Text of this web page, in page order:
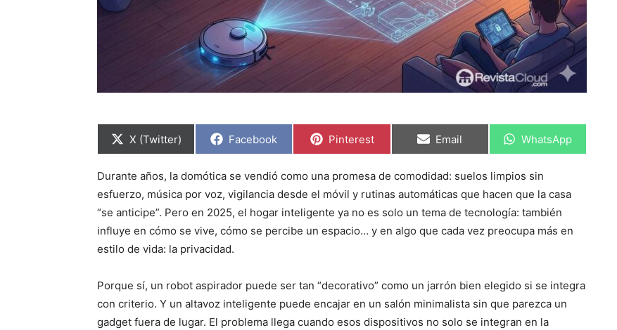
C
p
a
r
t
i
e
n
X (Twitter) C
a
r
t
i
e
n
Facebook C
a
r
t
i
e
Pinterest C
p
a
r
t
i
e
Email C
a
r
t
i
e
WhatsApp
Durante años, la domótica se vendió como una promesa de comodidad: suelos limpios sin
esfuerzo, música por voz, vigilancia desde el móvil y rutinas automáticas que hacen que la casa
“se anticipe”. Pero en 2025, el hogar inteligente ya no es solo un tema de tecnología: también
influye en cómo se vive, cómo se percibe un espacio… y en algo que cada vez preocupa más en
estilo de vida: la privacidad.
Porque sí, un robot aspirador puede ser tan “decorativo” como un jarrón bien elegido si se integra
con criterio. Y un altavoz inteligente puede encajar en un salón minimalista sin que parezca un
gadget fuera de lugar. El problema llega cuando esos dispositivos no solo se integran en la